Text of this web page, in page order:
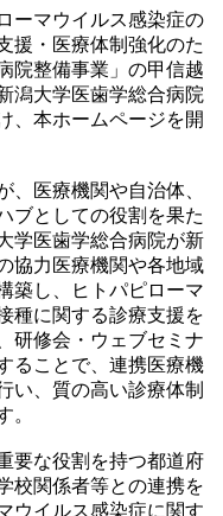
ーマウイルス感染症の
援・医療体制強化のた
院整備事業」の甲信越
潟大学医歯学総合病院
、本ホームページを開
、医療機関や自治体、
ブとしての役割を果た
学医歯学総合病院が新
協力医療機関や各地域
築し、ヒトパピローマ
種に関する診療支援を
研修会・ウェブセミナ
ることで、連携医療機
い、質の高い診療体制
。
要な役割を持つ都道府
校関係者等との連携を
ウイルス感染症に関す